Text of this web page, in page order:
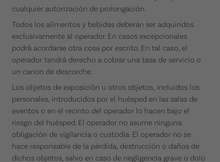
cualquier autorización de prolongación.
Todos los alimentos y bebidas deberán ser adquiridos
exclusivamente al operador. En casos excepcionales
podrá acordarse otra cosa por escrito. En tal caso, el
operador tendrá derecho a cobrar una tasa de servicio o
un canon de descorche.
Los objetos de exposición u otros objetos, incluidos los
personales, introducidos por el huésped en las salas de
eventos o en el recinto del operador lo hacen bajo el
riesgo del huésped. El operador no asume ninguna
obligación de vigilancia o custodia. El operador no se
hace responsable de la pérdida, destrucción o daños de
dichos objetos, salvo en caso de negligencia grave o dolo